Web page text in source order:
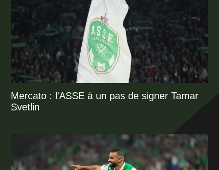
Mercato : l'ASSE à un pas de signer Tamar
Svetlin